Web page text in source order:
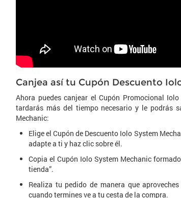
Canjea así tu Cupón Descuento
Ahora puedes canjear el Cupón Promocional
tardarás más del tiempo necesario y le podrás
Mechanic:
Elige el Cupón de Descuento Iolo System
adapte a ti y haz clic sobre él.
Copia el Cupón Iolo System Mechanic
tienda”.
Realiza tu pedido de manera que
cuando termines ve a tu cesta de la compra.